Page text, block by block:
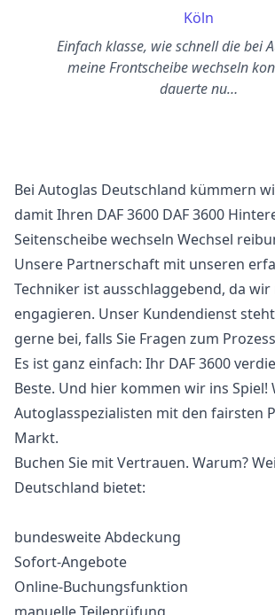
Köln
Einfach klasse, wie schnell die bei
meine Frontscheibe wechseln
dauerte nu…
Bei Autoglas Deutschland kümmern
damit Ihren DAF 3600 DAF 3600
Seitenscheibe wechseln Wechsel
Unsere Partnerschaft mit unseren
Techniker ist ausschlaggebend, da
engagieren. Unser Kundendienst
gerne bei, falls Sie Fragen zum
Es ist ganz einfach: Ihr DAF 3600
Beste. Und hier kommen wir ins Spiel!
Autoglasspezialisten mit den fairsten
Markt.
Buchen Sie mit Vertrauen. Warum?
Deutschland bietet:
bundesweite Abdeckung
Sofort-Angebote
Online-Buchungsfunktion